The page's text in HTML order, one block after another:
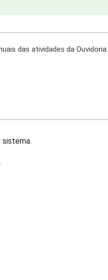
das atividades da Ouvidoria.
sistema.